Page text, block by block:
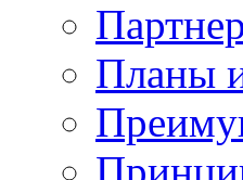
Планы